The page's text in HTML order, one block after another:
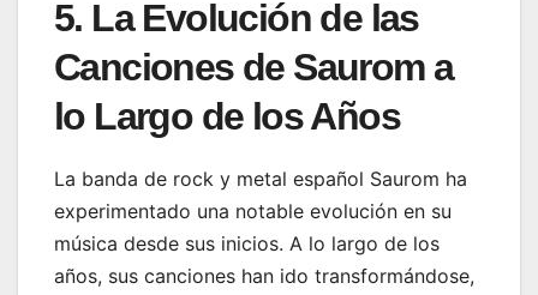
5. La Evolución de las
Canciones de Saurom a
lo Largo de los Años
La banda de rock y metal español Saurom ha
experimentado una notable evolución en su
música desde sus inicios. A lo largo de los
años, sus canciones han ido transformándose,